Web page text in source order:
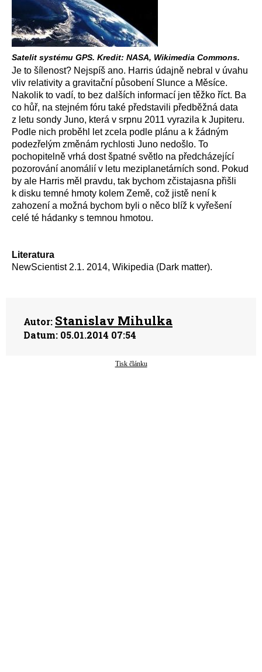
Satelit systému GPS. Kredit: NASA, Wikimedia Commons.
Je to šílenost? Nejspíš ano. Harris údajně nebral v úvahu
vliv relativity a gravitační působení Slunce a Měsíce.
Nakolik to vadí, to bez dalších informací jen těžko říct. Ba
co hůř, na stejném fóru také představili předběžná data
z letu sondy Juno, která v srpnu 2011 vyrazila k Jupiteru.
Podle nich proběhl let zcela podle plánu a k žádným
podezřelým změnám rychlosti Juno nedošlo. To
pochopitelně vrhá dost špatné světlo na předcházející
pozorování anomálií v letu meziplanetárních sond. Pokud
by ale Harris měl pravdu, tak bychom zčistajasna přišli
k disku temné hmoty kolem Země, což jistě není k
zahození a možná bychom byli o něco blíž k vyřešení
celé té hádanky s temnou hmotou.
Literatura
NewScientist 2.1. 2014, Wikipedia (Dark matter).
Autor: Stanislav Mihulka
Datum: 05.01.2014 07:54
Tisk článku